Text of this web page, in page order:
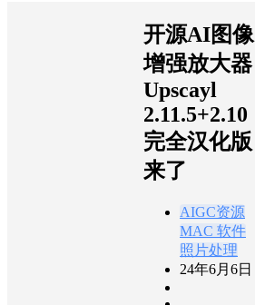
开源AI图像
增强放大器
Upscayl
2.11.5+2.10
完全汉化版
来了
AIGC资源
MAC 软件
照片处理
24年6月6日